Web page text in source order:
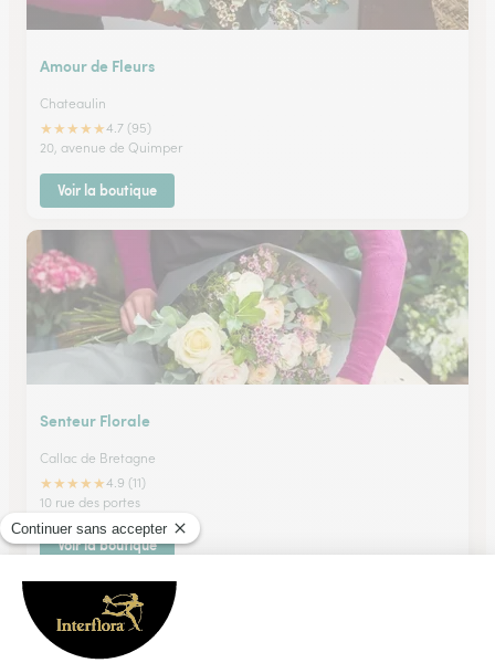
Amour de Fleurs
Chateaulin
★★★★★4.7 (95)
20, avenue de Quimper
Voir la boutique
Senteur Florale
Callac de Bretagne
★★★★★4.9 (11)
10 rue des portes
Voir la boutique